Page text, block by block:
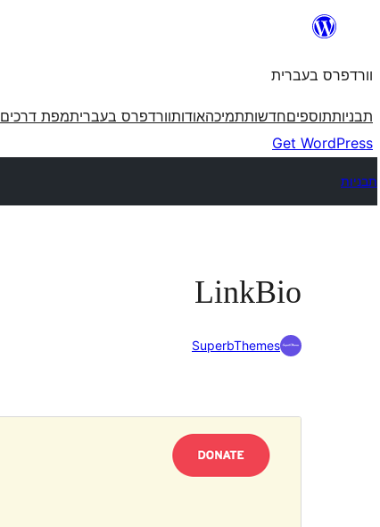
וורדפרס בעברית
תבניותתוספיםחדשותתמיכהאודותוורדפרס בעבריתמפת דרכים
Get WordPress
תבניות
LinkBio
SuperbThemes